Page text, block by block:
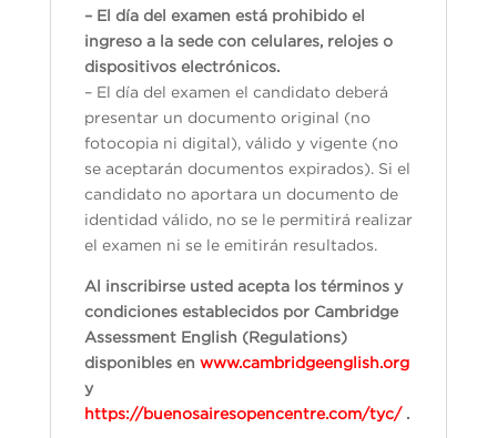
– El día del examen está prohibido el
ingreso a la sede con celulares, relojes o
dispositivos electrónicos.
– El día del examen el candidato deberá
presentar un documento original (no
fotocopia ni digital), válido y vigente (no
se aceptarán documentos expirados). Si el
candidato no aportara un documento de
identidad válido, no se le permitirá realizar
el examen ni se le emitirán resultados.
Al inscribirse usted acepta los términos y
condiciones establecidos por Cambridge
Assessment English (Regulations)
disponibles en www.cambridgeenglish.org
y
https://buenosairesopencentre.com/tyc/.